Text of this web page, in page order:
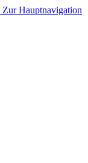
Zur Hauptnavigation